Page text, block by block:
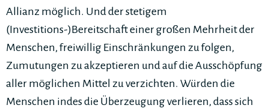
Allianz möglich. Und der stetigem
(Investitions-)Bereitschaft einer großen Mehrheit der
Menschen, freiwillig Einschränkungen zu folgen,
Zumutungen zu akzeptieren und auf die Ausschöpfung
aller möglichen Mittel zu verzichten. Würden die
Menschen indes die Überzeugung verlieren, dass sich